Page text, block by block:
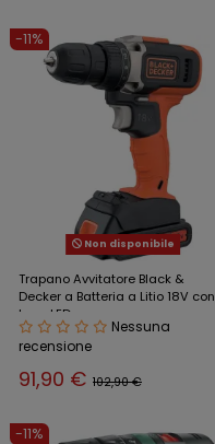
-11%
Non disponibile
Trapano Avvitatore Black &
Decker a Batteria a Litio 18V con
Luce LED
Nessuna
recensione
91,90 € 102,90 €
-11%